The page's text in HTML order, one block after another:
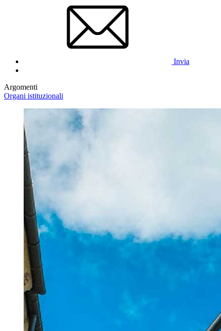
Invia
Argomenti
Organi istituzionali